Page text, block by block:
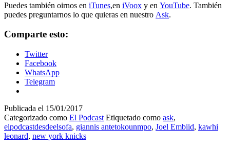
Puedes también oirnos en iTunes,en iVoox y en YouTube. También
puedes preguntarnos lo que quieras en nuestro Ask.
Comparte esto:
Twitter
Facebook
WhatsApp
Telegram
Publicada el 15/01/2017
Categorizado como El Podcast Etiquetado como ask,
elpodcastdesdeelsofa, giannis antetokounmpo, Joel Embiid, kawhi
leonard, new york knicks